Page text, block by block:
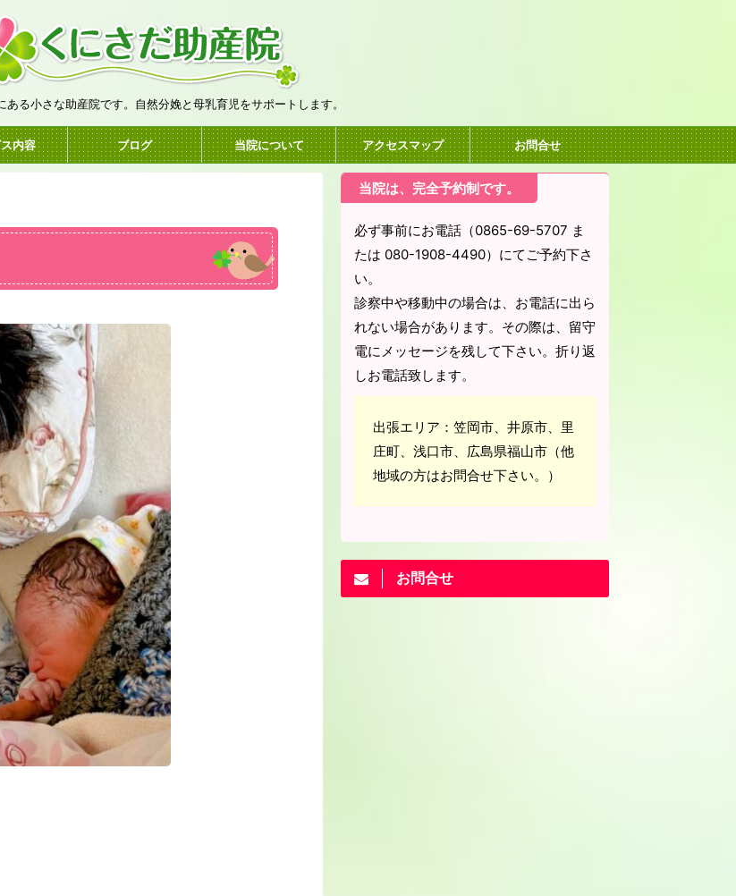
ある小さな助産院です。自然分娩と母乳育児をサポートします。
内容 ブログ 当院について アクセスマップ お問合せ
当院は、完全予約制です。
必ず事前にお電話（0865-69-5707 ま
たは 080-1908-4490）にてご予約下さ
い。
診察中や移動中の場合は、お電話に出ら
れない場合があります。その際は、留守
電にメッセージを残して下さい。折り返
しお電話致します。
出張エリア：笠岡市、井原市、里
庄町、浅口市、広島県福山市（他
地域の方はお問合せ下さい。）
お問合せ